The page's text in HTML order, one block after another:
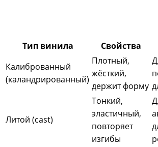
Тип винила Свойства
Калиброванный
(каландрированный)
Плотный,
жёсткий,
держит форму
Литой (cast)
Тонкий,
эластичный,
повторяет
изгибы